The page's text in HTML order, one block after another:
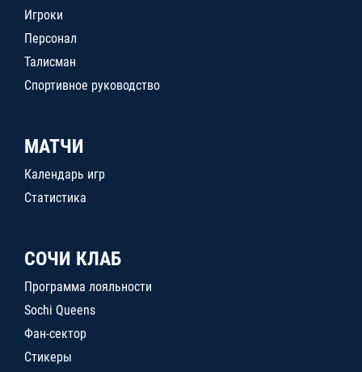
Игроки
Персонал
Талисман
Спортивное руководство
МАТЧИ
Календарь игр
Статистика
СОЧИ КЛАБ
Программа лояльности
Sochi Queens
Фан-сектор
Стикеры